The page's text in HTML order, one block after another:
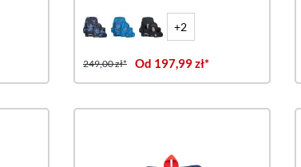
+2
249,00 zł* Od 197,99 zł*